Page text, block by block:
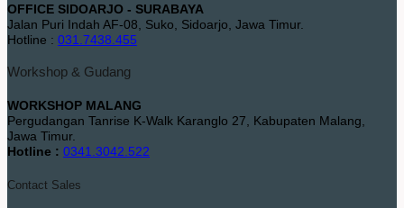
OFFICE SIDOARJO - SURABAYA
Jalan Puri Indah AF-08, Suko, Sidoarjo, Jawa Timur.
Hotline : 031.7438.455
Workshop & Gudang
WORKSHOP MALANG
Pergudangan Tanrise K-Walk Karanglo 27, Kabupaten Malang,
Jawa Timur.
Hotline : 0341.3042.522
Contact Sales